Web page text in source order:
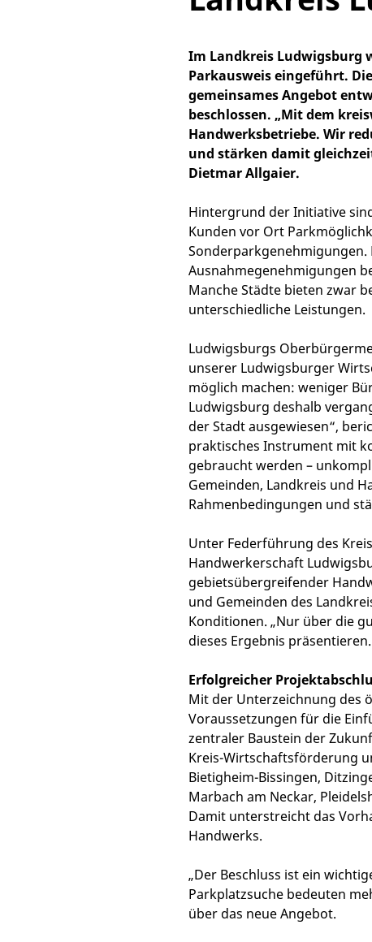
Im Landkreis Ludwigsburg
Parkausweis eingeführt.
gemeinsames Angebot
beschlossen. „Mit dem
Handwerksbetriebe. Wir
und stärken damit
Dietmar Allgaier.
Hintergrund der Initiative
Kunden vor Ort
Sonderparkgenehmigungen.
Ausnahmegenehmigungen
Manche Städte bieten zwar
unterschiedliche Leistungen.
Ludwigsburgs
unserer Ludwigsburger
möglich machen: weniger
Ludwigsburg deshalb
der Stadt ausgewiesen“,
praktisches Instrument mit
gebraucht werden –
Gemeinden, Landkreis und
Rahmenbedingungen und
Unter Federführung des
Handwerkerschaft
gebietsübergreifender
und Gemeinden des
Konditionen. „Nur über die
dieses Ergebnis
Erfolgreicher
Mit der Unterzeichnung des
Voraussetzungen für die
zentraler Baustein der
Kreis-Wirtschaftsförderung
Bietigheim-Bissingen,
Marbach am Neckar,
Damit unterstreicht das
Handwerks.
„Der Beschluss ist ein
Parkplatzsuche bedeuten
über das neue Angebot.